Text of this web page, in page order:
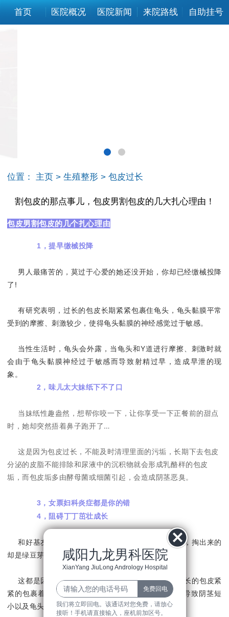
首页 医院概况 医院新闻 来院路线 自助挂号
位置： 主页 > 生殖整形 > 包皮过长
割包皮的那点事儿，包皮男割包皮的几大扎心理由！
包皮男割包皮的几个扎心理由
1，提早缴械投降
男人最痛苦的，莫过于心爱的她还没开始，你却已经缴械投降
了!
有研究表明，过长的包皮长期紧紧包裹住龟头，龟头黏膜平常
受到的摩擦、刺激较少，使得龟头黏膜的神经感觉过于敏感。
当性生活时，龟头会外露，当龟头和Y道进行摩擦、刺激时就
会由于龟头黏膜神经过于敏感而导致射精过早，造成早泄的现
象。
2，味儿太大妹纸下不了口
当妹纸性趣盎然，想帮你咬一下，让你享受一下正餐前的甜点
时，她却突然捂着鼻子跑开了…
这是因为包皮过长，不能及时清理里面的污垢，长期下去包皮
分泌的皮脂不能排除和尿液中的沉积物就会形成乳酪样的包皮
垢，而包皮垢多由酵母菌或细菌引起，会造成阴茎恶臭。
3，女票妇科炎症都是你的错
4，阻碍丁丁茁壮成长
和好基友一起去厕所，他掏出来的是大香蕉，而你，掏出来的
却是绿豆芽…
这都是因为在青春期发育时，由于龟头和阴茎被过长的包皮紧
紧的包裹着，使得丁丁的发育空间受到了限制，从而导致阴茎短
小以及龟头发育不良。
咸阳九龙男科医院
XianYang JiuLong Andrology Hospital
我们将立即回电。该通话对您免费，请放心
接听！手机请直接输入，座机前加区号。